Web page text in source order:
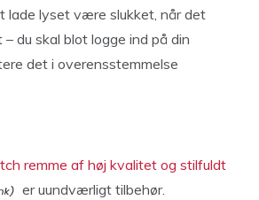
lade lyset være slukket, når det
du skal blot logge ind på din
det i overensstemmelse
remme af høj kvalitet og stilfuldt
er uundværligt tilbehør.